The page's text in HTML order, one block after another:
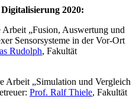
2020:
Arbeit „Fusion, Auswertung und
Sensorsysteme in der Vor-Ort
Rudolph, Fakultät
Arbeit „Simulation und Vergleich
Prof. Ralf Thiele, Fakultät